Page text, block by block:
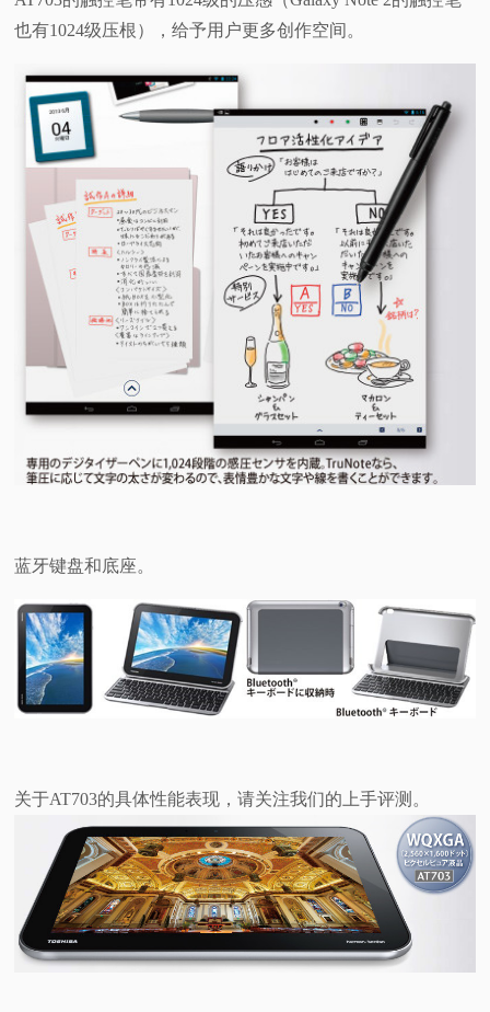
也有1024级压根），给予用户更多创作空间。
蓝牙键盘和底座。
关于AT703的具体性能表现，请关注我们的上手评测。